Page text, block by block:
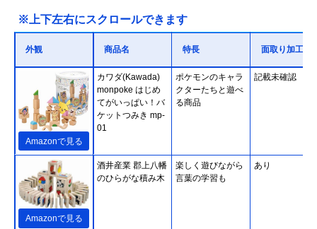
※上下左右にスクロールできます
外観 商品名 特長 面取り加工
Amazonで見る
カワダ(Kawada)
monpoke はじめ
てがいっぱい！バ
ケットつみき mp-
01
ポケモンのキャラ
クターたちと遊べ
る商品
記載未確認
Amazonで見る
酒井産業 郡上八幡
のひらがな積み木
楽しく遊びながら
言葉の学習も
あり